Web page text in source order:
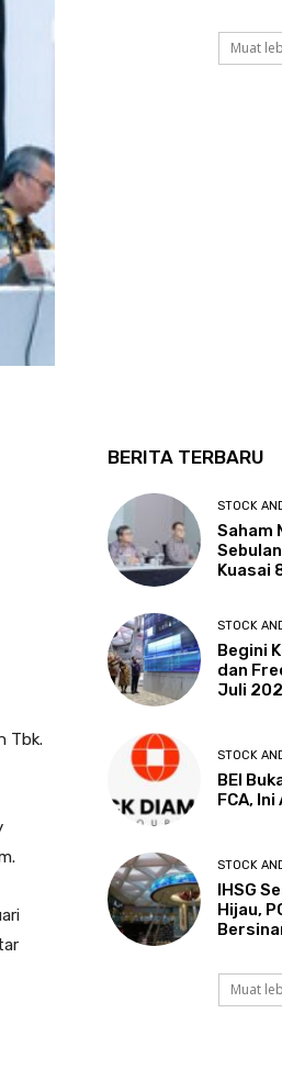
Tbk.
Muat
BERITA TERBARU
STOCK
Saham
Kuasai
STOCK
Begini
dan
Juli
STOCK
BEI
FCA,
STOCK
IHSG
Hijau,
Muat